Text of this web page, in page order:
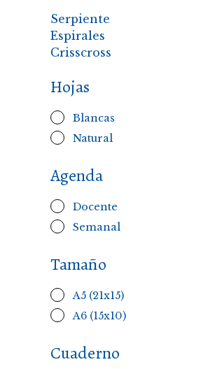
Serpiente
Espirales
Crisscross
Hojas
Blancas
Natural
Agenda
Docente
Semanal
Tamaño
A5 (21x15)
A6 (15x10)
Cuaderno